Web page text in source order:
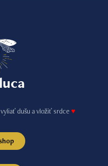
dušu a vložiť srdce ♥